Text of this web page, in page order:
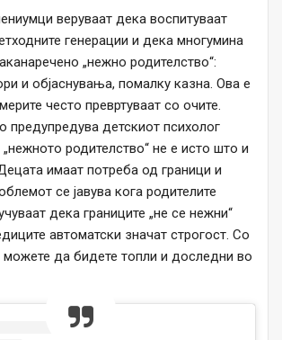
веруваат дека воспитуваат
генерации и дека многумина
„нежно родителство“:
и објаснувања, помалку казна. Ова е
често превртуваат со очите.
предупредува детскиот психолог
родителство“ не е исто што и
имаат потреба од граници и
се јавува кога родителите
дека границите „не се нежни“
автоматски значат строгост. Со
можете да бидете топли и доследни во